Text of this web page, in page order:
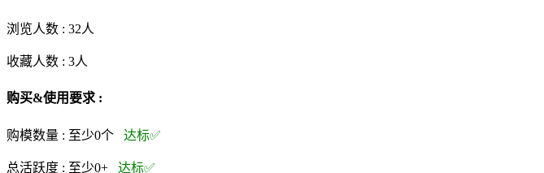
浏览人数 : 32人
收藏人数 : 3人
购买&使用要求 :
购模数量 : 至少0个 达标✅
总活跃度 : 至少0+ 达标✅